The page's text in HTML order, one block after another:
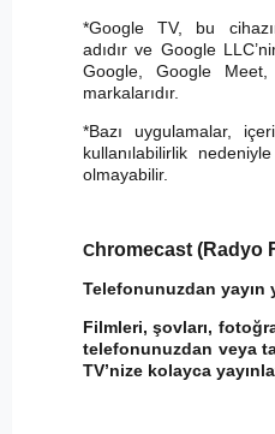
*Google TV, bu
adıdır ve Google
Google, Google
markalarıdır.
*Bazı uygulamalar,
kullanılabilirlik
olmayabilir.
Chromecast (Radyo
Telefonunuzdan yayın
Filmleri, şovları,
telefonunuzdan veya
TV’nize kolayca